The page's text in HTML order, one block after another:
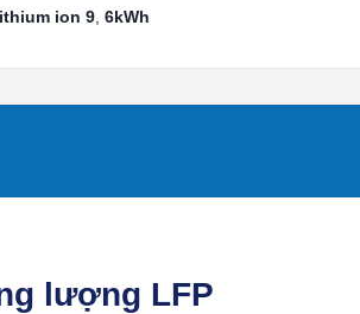
ion 9 6kWh
lượng LFP